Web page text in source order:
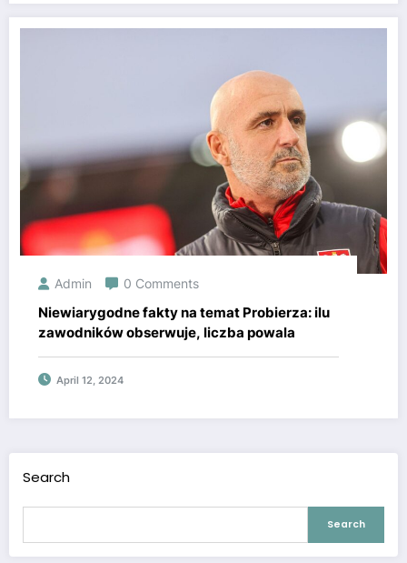
Admin 0 Comments
Niewiarygodne fakty na temat Probierza: ilu
zawodników obserwuje, liczba powala
April 12, 2024
Search
Search